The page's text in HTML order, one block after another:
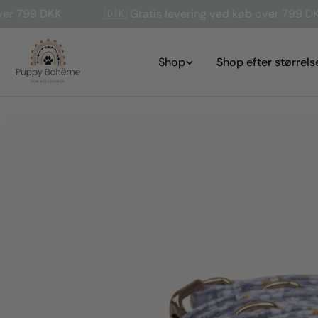
indhold
Shop Shop efter